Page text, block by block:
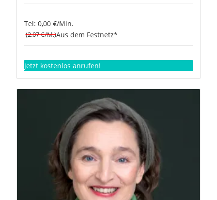
Tel: 0,00 €/Min.
(2.07 €/M.)Aus dem Festnetz*
Jetzt kostenlos anrufen!